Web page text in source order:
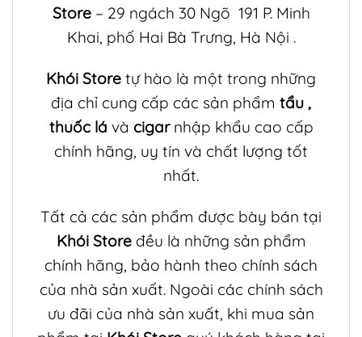
Store– 29 ngách 30 Ngõ 191 P. Minh
Khai, phố Hai Bà Trưng, Hà Nội .
Khói Store tự hào là một trong những
địa chỉ cung cấp các sản phẩm tẩu ,
thuốc lá và cigar nhập khẩu cao cấp
chính hãng, uy tín và chất lượng tốt
nhất.
Tất cả các sản phẩm được bày bán tại
Khói Stoređều là những sản phẩm
chính hãng, bảo hành theo chính sách
của nhà sản xuất. Ngoài các chính sách
ưu đãi của nhà sản xuất, khi mua sản